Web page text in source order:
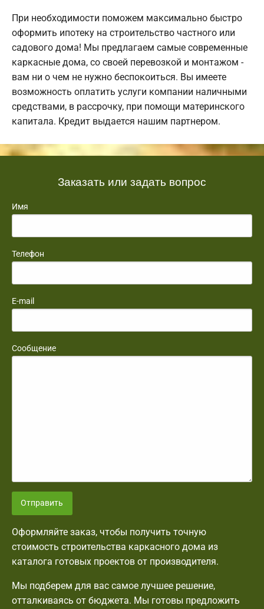
При необходимости поможем максимально быстро
оформить ипотеку на строительство частного или
садового дома! Мы предлагаем самые современные
каркасные дома, со своей перевозкой и монтажом -
вам ни о чем не нужно беспокоиться. Вы имеете
возможность оплатить услуги компании наличными
средствами, в рассрочку, при помощи материнского
капитала. Кредит выдается нашим партнером.
Заказать или задать вопрос
Имя
Телефон
E-mail
Сообщение
Отправить
Оформляйте заказ, чтобы получить точную
стоимость строительства каркасного дома из
каталога готовых проектов от производителя.
Мы подберем для вас самое лучшее решение,
отталкиваясь от бюджета. Мы готовы предложить